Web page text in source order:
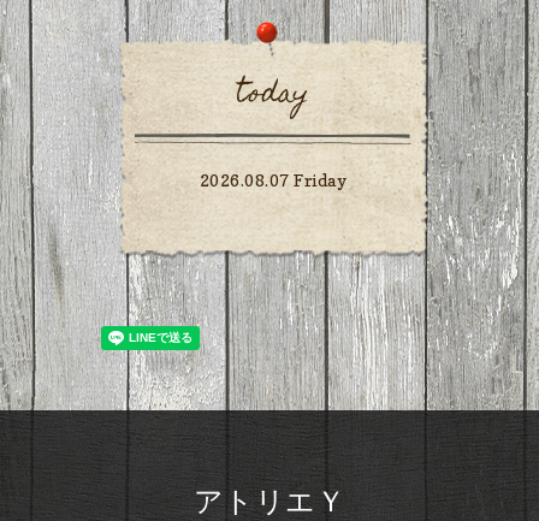
today
2026.08.07 Friday
アトリエＹ